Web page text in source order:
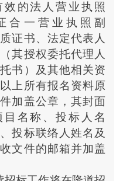
效的法人营业执照
合一营业执照副
证书、法定代表人
其授权委托代理人
书）及其他相关资
上所有报名资料原
加盖公章，其封面
目名称、投标人名
投标联络人姓名及
文件的邮箱并加盖